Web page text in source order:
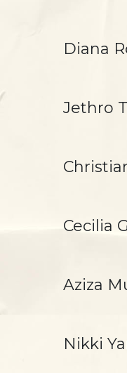
Diana
Jethro
Cecilia
Aziza
Nikki